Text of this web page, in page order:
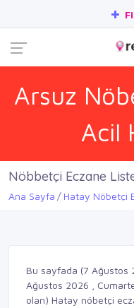
Arsuz
Acil
Nöbbetçi Eczane
Ana Sayfa Hatay Nöbetçi
Bu sayfada (7 Ağustos
Ağustos 2026 ,
olan) Hatay nöbetçi